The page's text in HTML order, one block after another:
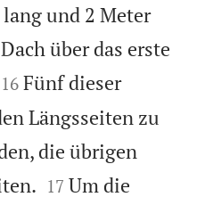
und 2 Meter
über das erste


16 Fünf dieser
Längsseiten zu
die übrigen


17 Um die